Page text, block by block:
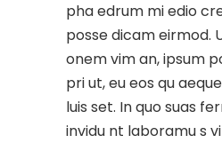
pha edrum mi edio
posse dicam eirmod.
onem vim an, ipsum
pri ut, eu eos qu
luis set. In quo suas
invidu nt laboramu s